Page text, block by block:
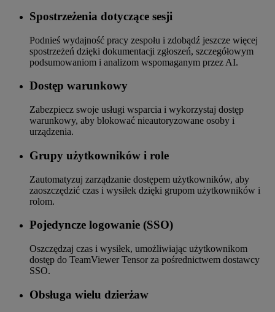
Spostrzeżenia dotyczące sesji
Podnieś wydajność pracy zespołu i zdobądź jeszcze więcej
spostrzeżeń dzięki dokumentacji zgłoszeń, szczegółowym
podsumowaniom i analizom wspomaganym przez AI.
Dostęp warunkowy
Zabezpiecz swoje usługi wsparcia i wykorzystaj dostęp
warunkowy, aby blokować nieautoryzowane osoby i
urządzenia.
Grupy użytkowników i role
Zautomatyzuj zarządzanie dostępem użytkowników, aby
zaoszczędzić czas i wysiłek dzięki grupom użytkowników i
rolom.
Pojedyncze logowanie (SSO)
Oszczędzaj czas i wysiłek, umożliwiając użytkownikom
dostęp do TeamViewer Tensor za pośrednictwem dostawcy
SSO.
Obsługa wielu dzierżaw